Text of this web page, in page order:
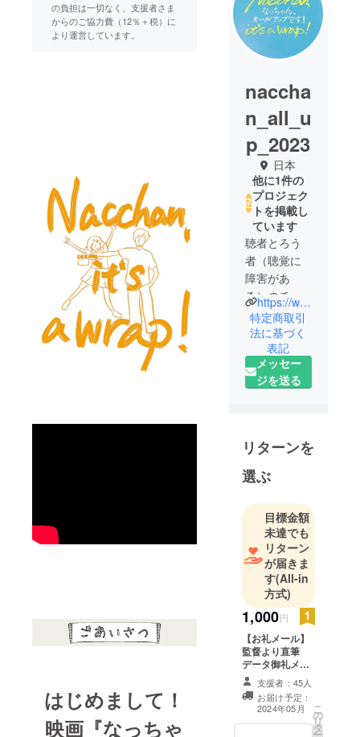
の負担は一切なく、支援者さま
からのご協力費（12％＋税）に
より運営しています。
はじめまして！
映画『なっちゃ
naccha
n_all_u
p_2023
日本
他に1件の
プロジェク
トを掲載し
ています
聴者とろう
者（聴覚に
障害があ
る）のチャ
レンジ精神
に溢れた役
者達が中心
となり、切
磋琢磨しな
げるプロ
ジェクトで
す。舞台は
諸島と東
京、2024年
夏クランク
イン予定。
制作費支援
をお願いし
たく立ち上
げました。
応援よろし
くお願いし
ます！
https://www.instagram.com/nacchan_allup/
特定商取引
法に基づく
表記
メッセー
ジを送る
リターンを
選ぶ
目標金額
未達でも
リターン
が届きま
す(All-in
方式)
1,000円
【お礼メール】
監督より直筆
データ御礼メー
ルを心を込めて
お送りさせてい
ただきます！
※1,000円以上か
らお好きな額を
支援者：45人
お届け予定：
2024年05月
こ
の
リ
タ
ー